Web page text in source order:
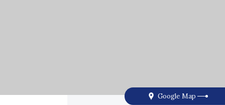
Google Map